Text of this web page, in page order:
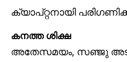
ക്യാപ്റ്റനായി
കനത്ത ശിക്ഷ
അതേസമയം, സഞ്ജു